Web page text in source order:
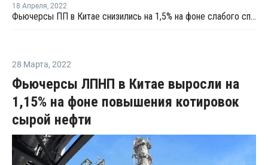
18 Апреля, 2022
Фьючерсы ПП в Китае снизились на 1,5% на фоне слабого спроса и падающих фьючерсов сырой нефти
28 Марта, 2022
Фьючерсы ЛПНП в Китае выросли на
1,15% на фоне повышения котировок
сырой нефти